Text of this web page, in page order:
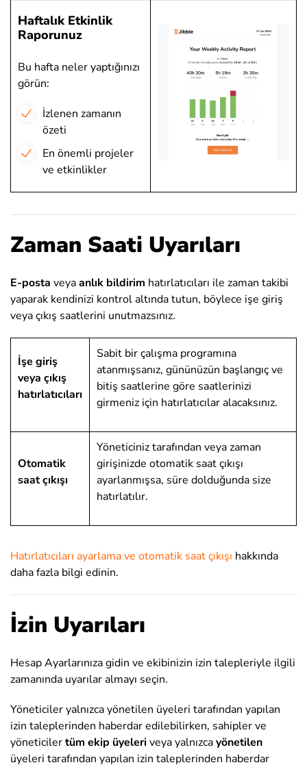
Haftalık Etkinlik
Raporunuz
Bu hafta neler yaptığınızı
görün:
İzlenen zamanın
özeti
En önemli projeler
ve etkinlikler
Zaman Saati Uyarıları
E-posta veyaanlık bildirim hatırlatıcıları ile zaman takibi
yaparak kendinizi kontrol altında tutun, böylece işe giriş
veya çıkış saatlerini unutmazsınız.
İşe giriş
veya çıkış
hatırlatıcıları
Sabit bir çalışma programına
atanmışsanız, gününüzün başlangıç ve
bitiş saatlerine göre saatlerinizi
girmeniz için hatırlatıcılar alacaksınız.
Otomatik
saat çıkışı
Yöneticiniz tarafından veya zaman
girişinizde otomatik saat çıkışı
ayarlanmışsa, süre dolduğunda size
hatırlatılır.
Hatırlatıcıları ayarlama ve otomatik saat çıkışı hakkında
daha fazla bilgi edinin.
İzin Uyarıları
Hesap Ayarlarınıza gidin ve ekibinizin izin talepleriyle ilgili
zamanında uyarılar almayı seçin.
Yöneticiler yalnızca yönetilen üyeleri tarafından yapılan
izin taleplerinden haberdar edilebilirken, sahipler ve
yöneticilertüm ekip üyeleri veya yalnızcayönetilen
üyeleri tarafından yapılan izin taleplerinden haberdar